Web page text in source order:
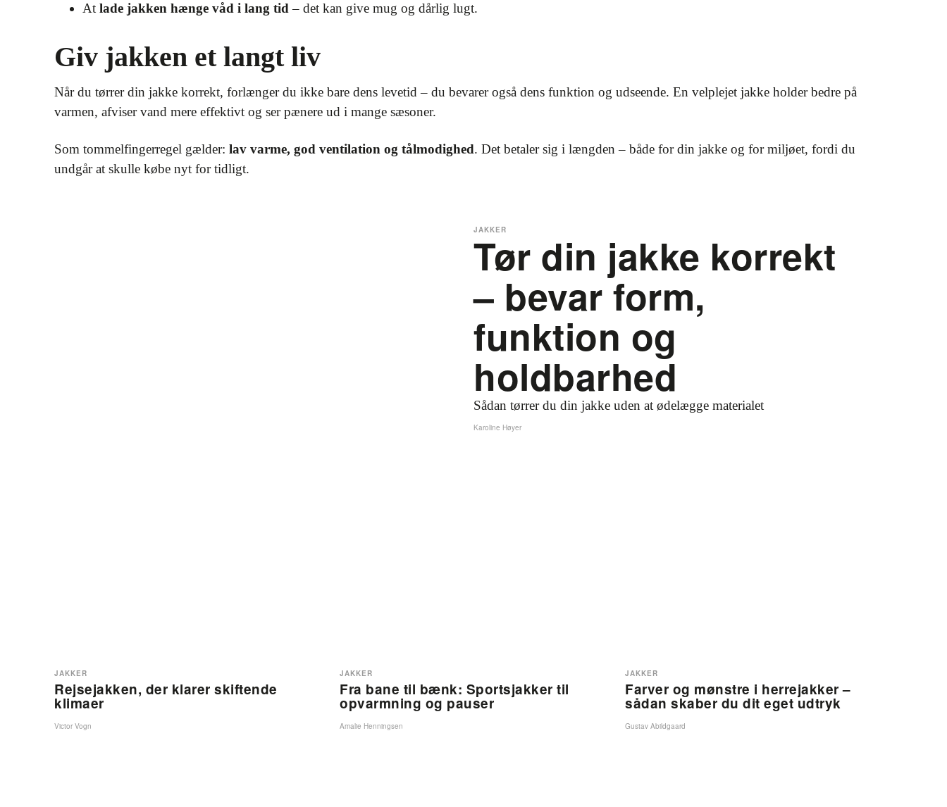
At lade jakken hænge våd i lang tid – det kan give mug og dårlig lugt.
Giv jakken et langt liv
Når du tørrer din jakke korrekt, forlænger du ikke bare dens levetid – du bevarer også dens funktion og udseende. En velplejet jakke holder bedre på
varmen, afviser vand mere effektivt og ser pænere ud i mange sæsoner.
Som tommelfingerregel gælder: lav varme, god ventilation og tålmodighed. Det betaler sig i længden – både for din jakke og for miljøet, fordi du
undgår at skulle købe nyt for tidligt.
Tør din jakke korrekt
– bevar form,
funktion og
holdbarhed
Sådan tørrer du din jakke uden at ødelægge materialet
JAKKER
Karoline Høyer
Rejsejakken, der klarer skiftende
klimaer
JAKKER
Victor Vogn
Fra bane til bænk: Sportsjakker til
opvarmning og pauser
JAKKER
Amalie Henningsen
Farver og mønstre i herrejakker –
sådan skaber du dit eget udtryk
JAKKER
Gustav Abildgaard